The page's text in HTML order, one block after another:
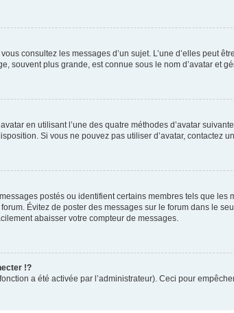
consultez les messages d’un sujet. L’une d’elles peut
souvent plus grande, est connue sous le nom d’avatar et
en utilisant l’une des quatre méthodes d’avatar
Si vous ne pouvez pas utiliser d’avatar, contactez
postés ou identifient certains membres tels que
Évitez de poster des messages sur le forum dans le
abaisser votre compteur de messages.
!?
a été activée par l’administrateur). Ceci pour